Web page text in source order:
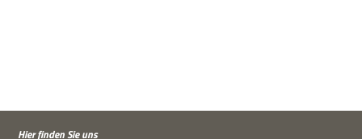
Hier fin­den Sie uns